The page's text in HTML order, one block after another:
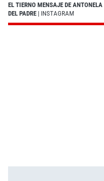
EL TIERNO MENSAJE DE
DEL PADRE | INSTAGRAM